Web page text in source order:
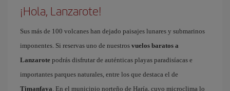
¡Hola, Lanzarote!
Sus más de 100 volcanes han dejado paisajes lunares y submarinos
imponentes. Si reservas uno de nuestros vuelos baratos a
Lanzarote podrás disfrutar de auténticas playas paradisíacas e
importantes parques naturales, entre los que destaca el de
Timanfaya. En el municipio norteño de Haría, cuyo microclima lo